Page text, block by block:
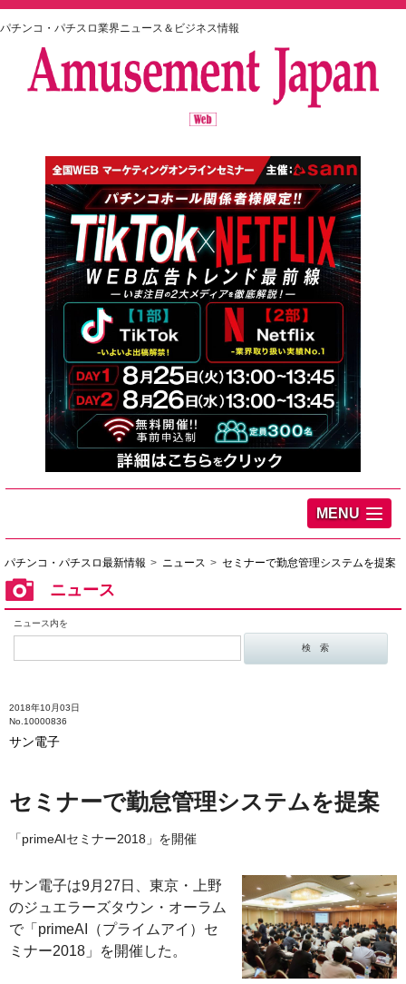
パチンコ・パチスロ業界ニュース＆ビジネス情報
MENU
パチンコ・パチスロ最新情報 ニュース セミナーで勤怠管理システムを提案
ニュース
ニュース内を
2018年10月03日
No.10000836
サン電子
セミナーで勤怠管理システムを提案
「primeAIセミナー2018」を開催
サン電子は9月27日、東京・上野
のジュエラーズタウン・オーラム
で「primeAI（プライムアイ）セ
ミナー2018」を開催した。